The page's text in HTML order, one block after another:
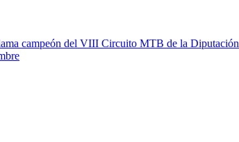
campeón del VIII Circuito MTB de la Diputación